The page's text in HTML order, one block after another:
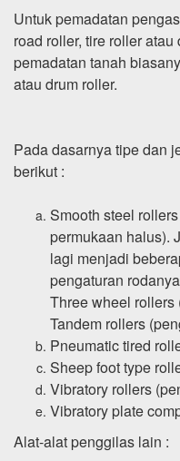
Untuk pemadatan
road roller, tire roller
pemadatan tanah
atau drum roller.
Pada dasarnya tipe dan
berikut :
Smooth steel
permukaan halus).
lagi menjadi
pengaturan
Three wheel rollers
Tandem rollers
Pneumatic tired
Sheep foot type
Vibratory rollers
Vibratory plate
Alat-alat penggilas lain :